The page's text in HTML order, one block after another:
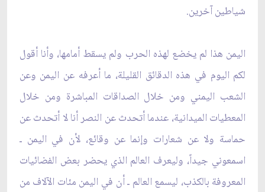
شياطين آخرين.
اليمن هذا لم يخضع لهذه الحرب ولم يسقط أمامها، وأنا أقول
لكم اليوم في هذه الدقائق القليلة، ما أعرفه عن اليمن وعن
الشعب اليمني ومن خلال الصداقات المباشرة ومن خلال
المعطيات الميدانية، عندما أتحدث عن النصر أنا لا أتحدث عن
حماسة ولا عن شعارات وإنما عن وقائع، لأن في اليمن ـ
اسمعوني جيداً، وليعرف العالم الذي يحضر بعض الفضائيات
المعروفة بالكذب، ليسمع العالم ـ أن في اليمن مئات الآلاف من